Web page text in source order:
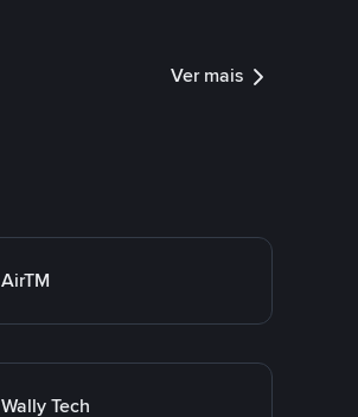
Ver mais
AirTM
Wally Tech